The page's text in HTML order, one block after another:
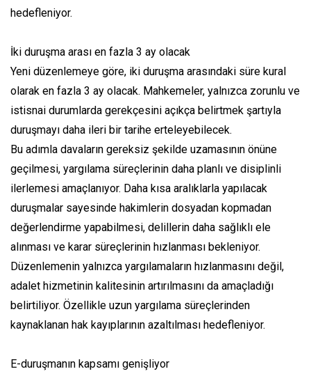
hedefleniyor.
İki duruşma arası en fazla 3 ay olacak
Yeni düzenlemeye göre, iki duruşma arasındaki süre kural
olarak en fazla 3 ay olacak. Mahkemeler, yalnızca zorunlu ve
istisnai durumlarda gerekçesini açıkça belirtmek şartıyla
duruşmayı daha ileri bir tarihe erteleyebilecek.
Bu adımla davaların gereksiz şekilde uzamasının önüne
geçilmesi, yargılama süreçlerinin daha planlı ve disiplinli
ilerlemesi amaçlanıyor. Daha kısa aralıklarla yapılacak
duruşmalar sayesinde hakimlerin dosyadan kopmadan
değerlendirme yapabilmesi, delillerin daha sağlıklı ele
alınması ve karar süreçlerinin hızlanması bekleniyor.
Düzenlemenin yalnızca yargılamaların hızlanmasını değil,
adalet hizmetinin kalitesinin artırılmasını da amaçladığı
belirtiliyor. Özellikle uzun yargılama süreçlerinden
kaynaklanan hak kayıplarının azaltılması hedefleniyor.
E-duruşmanın kapsamı genişliyor